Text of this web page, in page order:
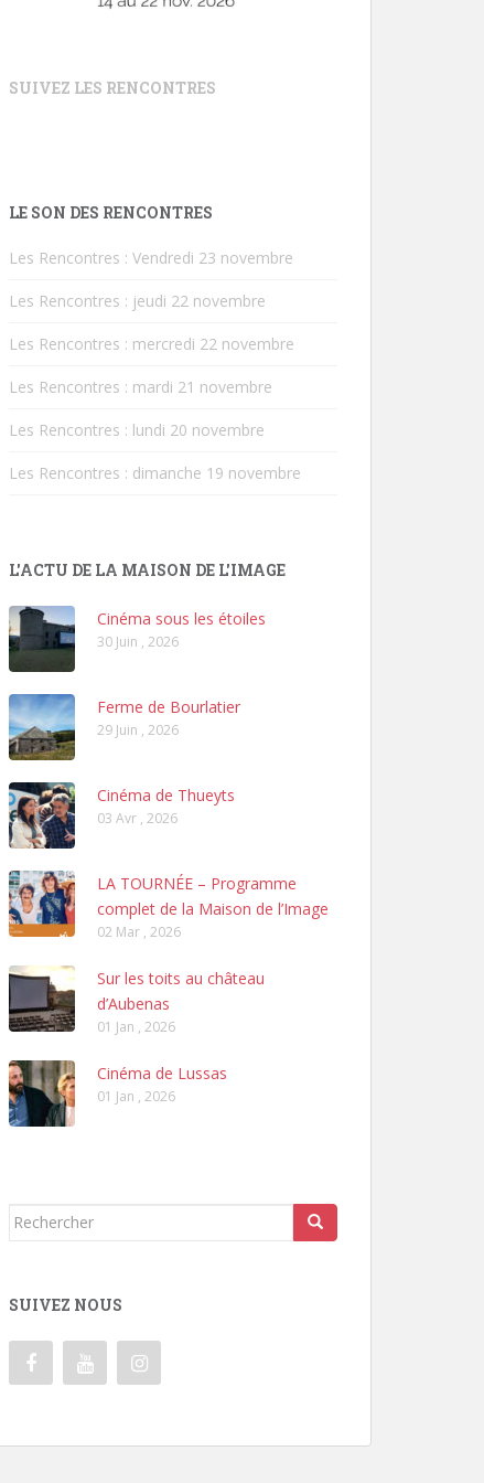
SUIVEZ LES RENCONTRES
LE SON DES RENCONTRES
Les Rencontres : Vendredi 23 novembre
Les Rencontres : jeudi 22 novembre
Les Rencontres : mercredi 22 novembre
Les Rencontres : mardi 21 novembre
Les Rencontres : lundi 20 novembre
Les Rencontres : dimanche 19 novembre
L'ACTU DE LA MAISON DE L'IMAGE
Cinéma sous les étoiles
30 Juin , 2026
Ferme de Bourlatier
29 Juin , 2026
Cinéma de Thueyts
03 Avr , 2026
LA TOURNÉE – Programme
complet de la Maison de l’Image
02 Mar , 2026
Sur les toits au château
d’Aubenas
01 Jan , 2026
Cinéma de Lussas
01 Jan , 2026
Rechercher...
SUIVEZ NOUS